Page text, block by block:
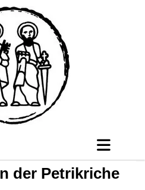
der Petrikriche